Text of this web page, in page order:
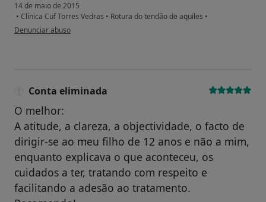
14 de maio de 2015
• Clínica Cuf Torres Vedras • Rotura do tendão de aquiles •
na opinião do utilizador paciente
Denunciar abuso
Conta eliminada
O melhor:
A atitude, a clareza, a objectividade, o facto de
dirigir-se ao meu filho de 12 anos e não a mim,
enquanto explicava o que aconteceu, os
cuidados a ter, tratando com respeito e
facilitando a adesão ao tratamento.